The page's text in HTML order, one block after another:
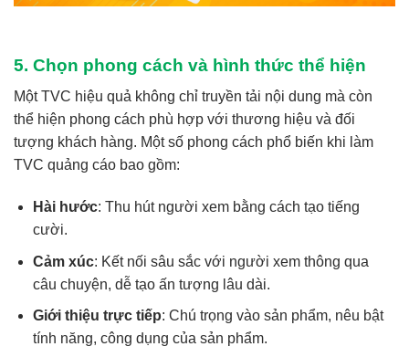
5. Chọn phong cách và hình thức thể hiện
Một TVC hiệu quả không chỉ truyền tải nội dung mà còn
thể hiện phong cách phù hợp với thương hiệu và đối
tượng khách hàng. Một số phong cách phổ biến khi làm
TVC quảng cáo bao gồm:
Hài hước: Thu hút người xem bằng cách tạo tiếng
cười.
Cảm xúc: Kết nối sâu sắc với người xem thông qua
câu chuyện, dễ tạo ấn tượng lâu dài.
Giới thiệu trực tiếp: Chú trọng vào sản phẩm, nêu bật
tính năng, công dụng của sản phẩm.